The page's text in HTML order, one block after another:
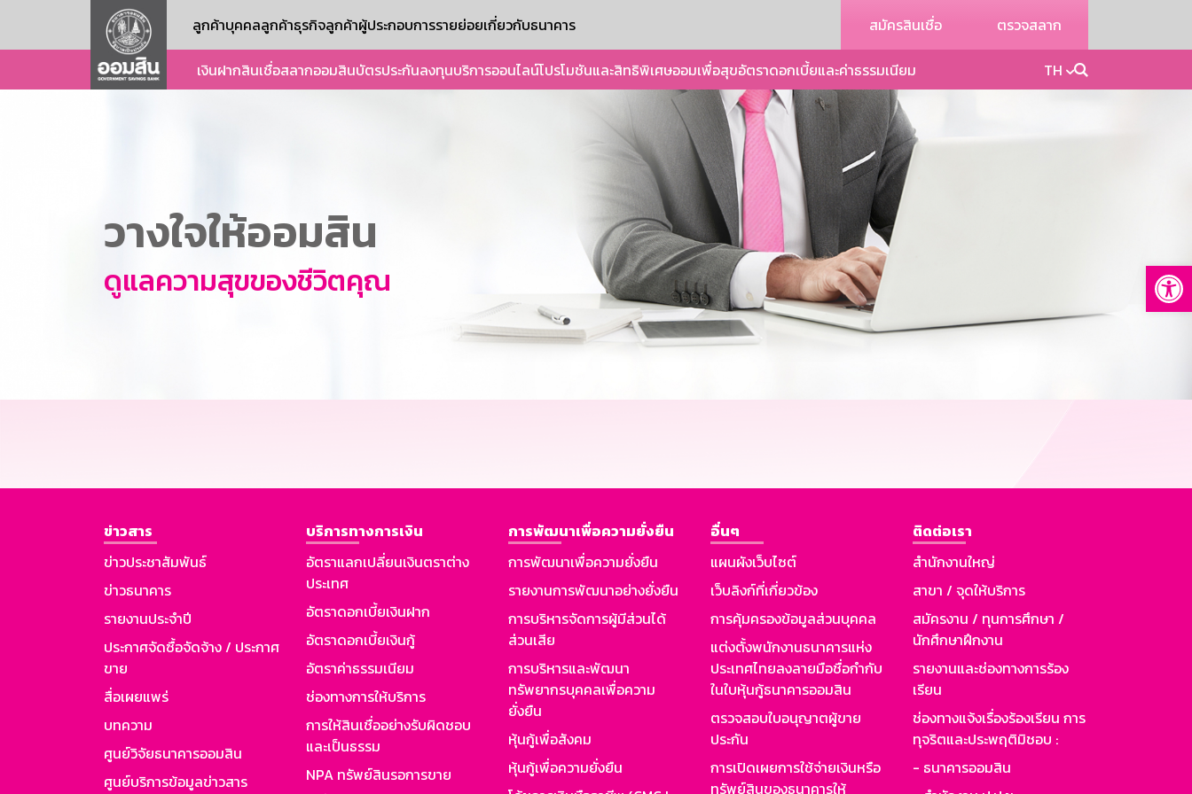
ลูกค้าบุคคลลูกค้าธุรกิจลูกค้าผู้ประกอบการรายย่อยเกี่ยวกับธนาคาร สมัครสินเชื่อ ตรวจสลาก
เงินฝากสินเชื่อสลากออมสินบัตรประกันลงทุนบริการออนไลน์โปรโมชันและสิทธิพิเศษออมเพื่อสุขอัตราดอกเบี้ยและค่าธรรมเนียม TH
วางใจให้ออมสิน
ดูแลความสุขของชีวิตคุณ
ข่าวสาร
ข่าวประชาสัมพันธ์
ข่าวธนาคาร
รายงานประจำปี
ประกาศจัดซื้อจัดจ้าง / ประกาศ
ขาย
สื่อเผยแพร่
บทความ
ศูนย์วิจัยธนาคารออมสิน
ศูนย์บริการข้อมูลข่าวสาร
บริการทางการเงิน
อัตราแลกเปลี่ยนเงินตราต่าง
ประเทศ
อัตราดอกเบี้ยเงินฝาก
อัตราดอกเบี้ยเงินกู้
อัตราค่าธรรมเนียม
ช่องทางการให้บริการ
การให้สินเชื่ออย่างรับผิดชอบ
และเป็นธรรม
NPA ทรัพย์สินรอการขาย
การพัฒนาเพื่อความยั่งยืน
การพัฒนาเพื่อความยั่งยืน
รายงานการพัฒนาอย่างยั่งยืน
การบริหารจัดการผู้มีส่วนได้
ส่วนเสีย
การบริหารและพัฒนา
ทรัพยากรบุคคลเพื่อความ
ยั่งยืน
หุ้นกู้เพื่อสังคม
หุ้นกู้เพื่อความยั่งยืน
อื่นๆ
แผนผังเว็บไซต์
เว็บลิงก์ที่เกี่ยวข้อง
การคุ้มครองข้อมูลส่วนบุคคล
แต่งตั้งพนักงานธนาคารแห่ง
ประเทศไทยลงลายมือชื่อกำกับ
ในใบหุ้นกู้ธนาคารออมสิน
ตรวจสอบใบอนุญาตผู้ขาย
ประกัน
การเปิดเผยการใช้จ่ายเงินหรือ
ทรัพย์สินของธนาคารให้
ติดต่อเรา
สำนักงานใหญ่
สาขา / จุดให้บริการ
สมัครงาน / ทุนการศึกษา /
นักศึกษาฝึกงาน
รายงานและช่องทางการร้อง
เรียน
ช่องทางแจ้งเรื่องร้องเรียน การ
ทุจริตและประพฤติมิชอบ :
- ธนาคารออมสิน